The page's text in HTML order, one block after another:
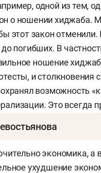
одной из тем,
о ношении хиджаба.
этот закон
погибших. В
ношение
и столкновения
возможность
Это всегда
экономика, а
ухудшение